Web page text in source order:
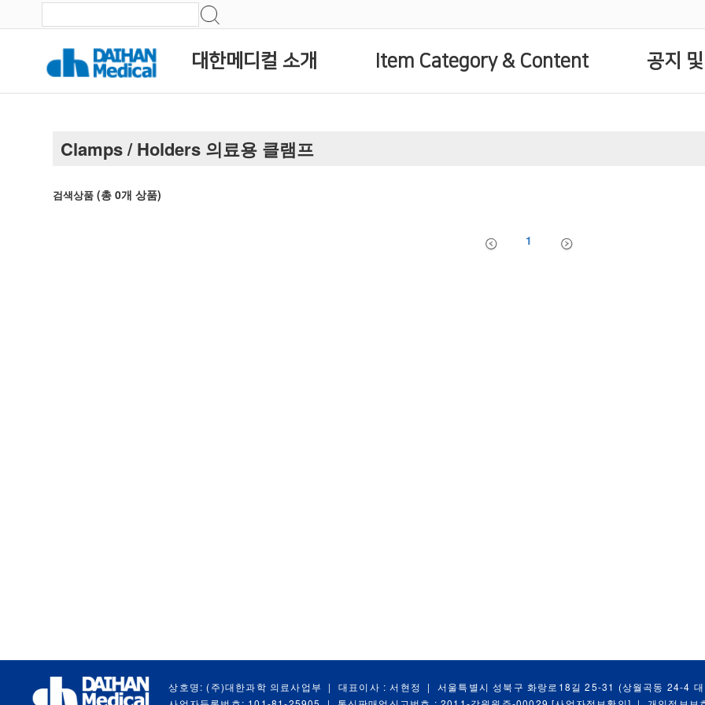
대한메디컬 소개 Item Category & Content 공지
Clamps / Holders 의료용 클램프
검색상품 (총0개 상품)
1
상호명: (주)대한과학 의료사업부 | 대표이사 : 서현정 |
서울특별시 성북구 화랑로18길 25-31 (상월곡동 24-4